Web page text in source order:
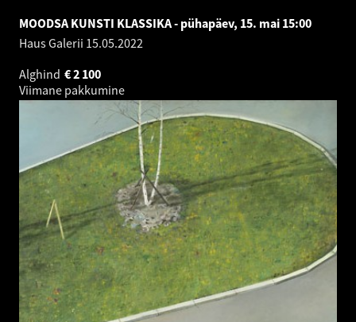
MOODSA KUNSTI KLASSIKA - pühapäev, 15. mai 15:00
Haus Galerii 15.05.2022
Alghind
2 100
€
Viimane pakkumine